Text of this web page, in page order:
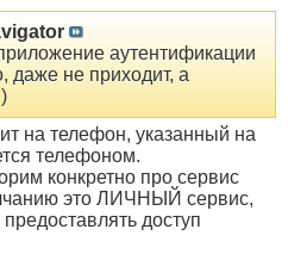
аутентификации
даже не приходит, а
на телефон, указанный на
телефоном.
конкретно про сервис
это ЛИЧНЫЙ сервис,
предоставлять доступ